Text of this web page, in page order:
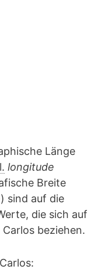
Länge
longitude
Breite
) sind auf die
die sich auf
beziehen.